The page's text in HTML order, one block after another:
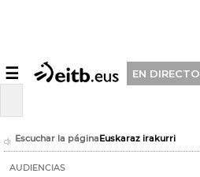
☰ EN DIRECTO
Escuchar la páginaEuskaraz irakurri
AUDIENCIAS